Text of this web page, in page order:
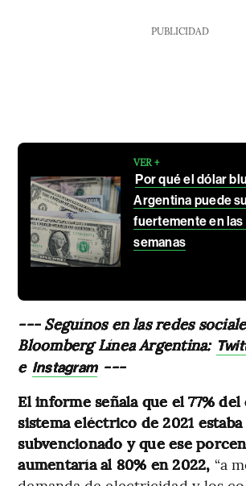
PUBLICIDAD
VER +
Por qué el dólar
Argentina puede
fuertemente en
semanas
--- Seguínos en las redes
Bloomberg Línea Argentina:
e Instagram ---
El informe señala que el 77%
sistema eléctrico de 2021 estaba
subvencionado y que ese
aumentaría al 80% en 2022, “a